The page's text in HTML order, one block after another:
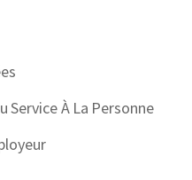
Service À La Personne